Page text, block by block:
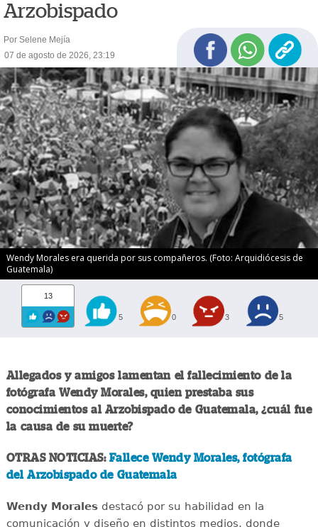
Arzobispado
Por Selene Mejía
07 de agosto de 2026, 23:19
Wendy Morales era querida por sus compañeros. (Foto: Arquidiócesis de
Guatemala)
13
5 0 3 5
Allegados y amigos lamentan el fallecimiento de la
fotógrafa Wendy Morales, quien prestaba sus
conocimientos al Arzobispado de Guatemala, ¿cuál fue
la causa de su muerte?
OTRAS NOTICIAS: Fallece Wendy Morales, fotógrafa
del Arzobispado de Guatemala
Wendy Moralesdestacó por su habilidad en la
comunicación y diseño en distintos medios, donde